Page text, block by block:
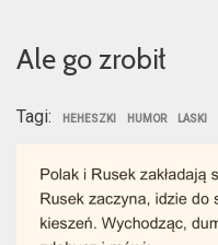
Ale go zrobił
Tagi: HEHESZKI HUMOR LASKI